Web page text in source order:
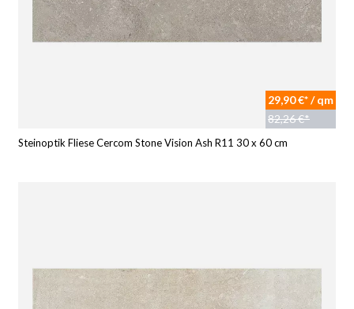
29,90 €* / qm
82,26 €*
Steinoptik Fliese Cercom Stone Vision Ash R11 30 x 60 cm